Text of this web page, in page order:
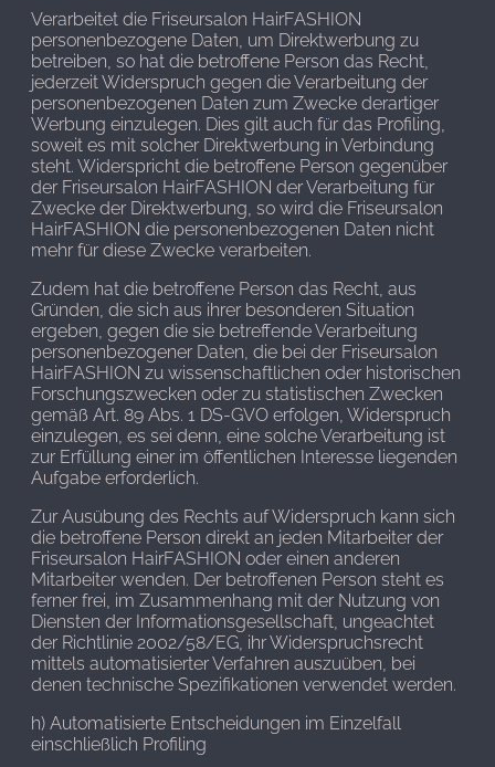
Verarbeitet die Friseursalon HairFASHION
personenbezogene Daten, um Direktwerbung zu
betreiben, so hat die betroffene Person das Recht,
jederzeit Widerspruch gegen die Verarbeitung der
personenbezogenen Daten zum Zwecke derartiger
Werbung einzulegen. Dies gilt auch für das Profiling,
soweit es mit solcher Direktwerbung in Verbindung
steht. Widerspricht die betroffene Person gegenüber
der Friseursalon HairFASHION der Verarbeitung für
Zwecke der Direktwerbung, so wird die Friseursalon
HairFASHION die personenbezogenen Daten nicht
mehr für diese Zwecke verarbeiten.
Zudem hat die betroffene Person das Recht, aus
Gründen, die sich aus ihrer besonderen Situation
ergeben, gegen die sie betreffende Verarbeitung
personenbezogener Daten, die bei der Friseursalon
HairFASHION zu wissenschaftlichen oder historischen
Forschungszwecken oder zu statistischen Zwecken
gemäß Art. 89 Abs. 1 DS-GVO erfolgen, Widerspruch
einzulegen, es sei denn, eine solche Verarbeitung ist
zur Erfüllung einer im öffentlichen Interesse liegenden
Aufgabe erforderlich.
Zur Ausübung des Rechts auf Widerspruch kann sich
die betroffene Person direkt an jeden Mitarbeiter der
Friseursalon HairFASHION oder einen anderen
Mitarbeiter wenden. Der betroffenen Person steht es
ferner frei, im Zusammenhang mit der Nutzung von
Diensten der Informationsgesellschaft, ungeachtet
der Richtlinie 2002/58/EG, ihr Widerspruchsrecht
mittels automatisierter Verfahren auszuüben, bei
denen technische Spezifikationen verwendet werden.
h) Automatisierte Entscheidungen im Einzelfall
einschließlich Profiling